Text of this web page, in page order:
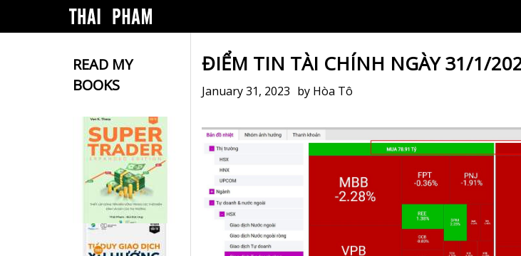
READ MY
BOOKS
ĐIỂM TIN TÀI CHÍNH NGÀY 31/1/
January 31, 2023 by Hòa Tô